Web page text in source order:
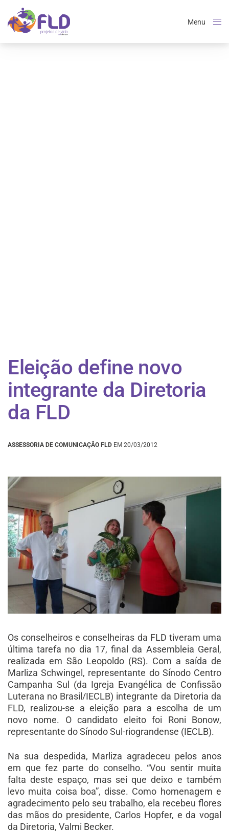
Menu
Eleição define novo
integrante da Diretoria
da FLD
ASSESSORIA DE COMUNICAÇÃO FLD EM 20/03/2012
Os conselheiros e conselheiras da FLD tiveram uma
última tarefa no dia 17, final da Assembleia Geral,
realizada em São Leopoldo (RS). Com a saída de
Marliza Schwingel, representante do Sínodo Centro
Campanha Sul (da Igreja Evangélica de Confissão
Luterana no Brasil/IECLB) integrante da Diretoria da
FLD, realizou-se a eleição para a escolha de um
novo nome. O candidato eleito foi Roni Bonow,
representante do Sínodo Sul-riograndense (IECLB).
Na sua despedida, Marliza agradeceu pelos anos
em que fez parte do conselho. “Vou sentir muita
falta deste espaço, mas sei que deixo e também
levo muita coisa boa”, disse. Como homenagem e
agradecimento pelo seu trabalho, ela recebeu flores
das mãos do presidente, Carlos Hopfer, e da vogal
da Diretoria, Valmi Becker.